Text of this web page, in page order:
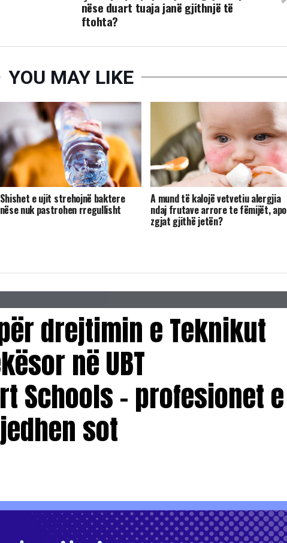
nëse duart tuaja janë gjithnjë të
ftohta?
YOU MAY LIKE
Shishet e ujit strehojnë baktere
nëse nuk pastrohen rregullisht
A mund të kalojë vetvetiu alergjia
ndaj frutave arrore te fëmijët, apo
zgjat gjithë jetën?
drejtimin e Teknikut
në UBT
Schools – profesionet e
sot